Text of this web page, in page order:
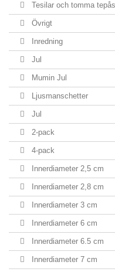
Tesilar och tomma
Övrigt
Inredning
Jul
Mumin Jul
Ljusmanschetter
Jul
2-pack
4-pack
Innerdiameter 2,5 cm
Innerdiameter 2,8 cm
Innerdiameter 3 cm
Innerdiameter 6 cm
Innerdiameter 6.5 cm
Innerdiameter 7 cm